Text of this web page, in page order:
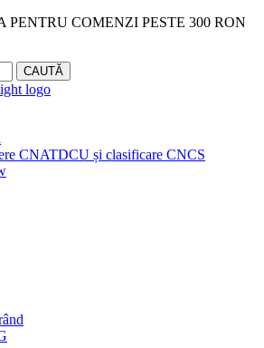
COMENZI PESTE 300 RON
CAUTĂ
CNATDCU și clasificare CNCS